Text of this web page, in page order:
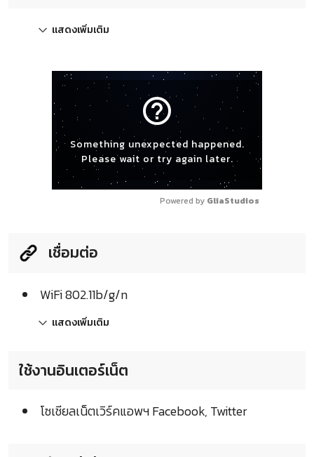
แสดงเพิ่มเติม
help_outline
Something unexpected happened.
Please wait or try again later.
Powered by GliaStudios
เชื่อมต่อ
WiFi 802.11b/g/n
แสดงเพิ่มเติม
ใช้งานอินเตอร์เน็ต
โซเชียลเน็ตเวิร์คแอพฯ Facebook, Twitter